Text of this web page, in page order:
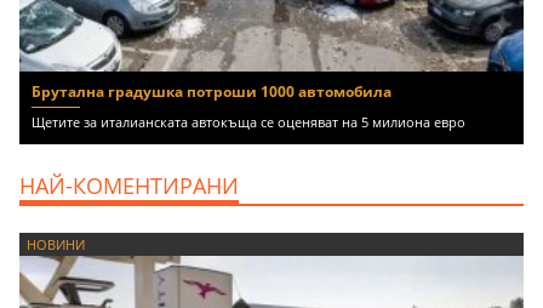
Брутална градушка потроши 1000 автомобила
Щетите за италианската автокъща се оценяват на 5 милиона евро
НАЙ-КОМЕНТИРАНИ
НОВИНИ